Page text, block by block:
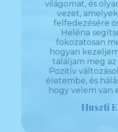
világomat, és
vezet,
felfedezésére
Heléna
fokozatosan
hogyan
találjam meg
Pozitív
életembe, és
hogy velem van
Huszti